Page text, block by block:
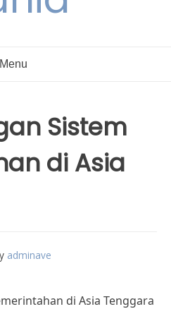
Menu
Sistem
di Asia
adminave
di Asia Tenggara